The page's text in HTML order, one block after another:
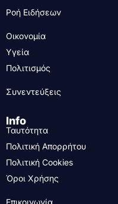
Ροή Ειδήσεων
Οικονομία
Υγεία
Πολιτισμός
Συνεντεύξεις
Info
Ταυτότητα
Πολιτική Απορρήτου
Πολιτική Cookies
Όροι Χρήσης